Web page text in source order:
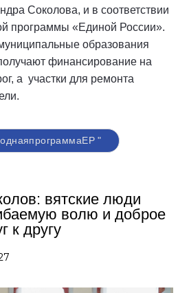
Соколова, и в соответствии
программы «Единой России».
образования
финансирование на
а участки для ремонта
"
вятские люди
волю и доброе
к другу